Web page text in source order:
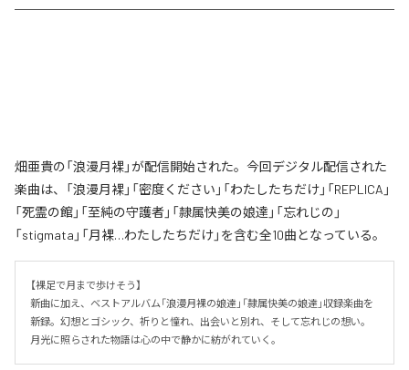
畑亜貴の「浪漫月裸」が配信開始された。今回デジタル配信された
楽曲は、「浪漫月裸」「密度ください」「わたしたちだけ」「REPLICA」
「死霊の館」「至純の守護者」「隷属快美の娘達」「忘れじの」
「stigmata」「月裸…わたしたちだけ」を含む全10曲となっている。
【裸足で月まで歩けそう】
新曲に加え、ベストアルバム「浪漫月裸の娘達」「隷属快美の娘達」収録楽曲を
新録。幻想とゴシック、祈りと憧れ、出会いと別れ、そして忘れじの想い。
月光に照らされた物語は心の中で静かに紡がれていく。